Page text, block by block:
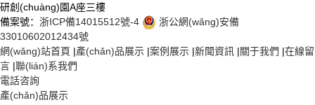
研創(chuàng)園A座三樓
備案號： 浙ICP備14015512號-4
浙公網(wǎng)安備
33010602012434號
網(wǎng)站首頁 |產(chǎn)品展示 |案例展示 |新聞資訊 |關于我們 |在線留
言 |聯(lián)系我們
電話咨詢
產(chǎn)品展示